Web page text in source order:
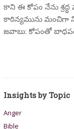
కాని ఈ కోపం నేను
కాఠిన్యమును మంచిగా
జవాబు: కోపంతో
Insights by Topic
Anger
Bible